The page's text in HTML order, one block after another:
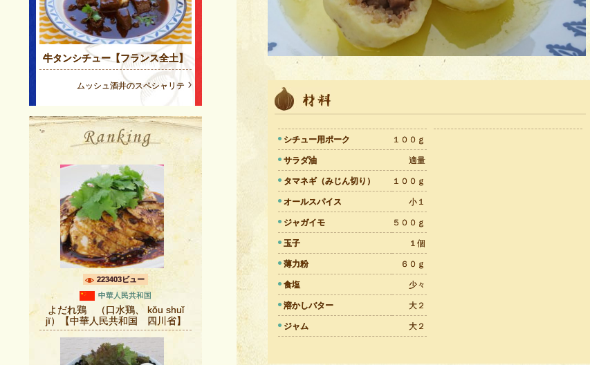
シチュー用ポーク １００ｇ
サラダ油 適量
タマネギ（みじん切り） １００ｇ
オールスパイス 小１
ジャガイモ ５００ｇ
玉子 １個
薄力粉 ６０ｇ
食塩 少々
溶かしバター 大２
ジャム 大２
牛タンシチュー【フランス全土】
ムッシュ酒井のスペシャリテ
223403ビュー
中華人民共和国
よだれ鶏 （口水鶏、 kǒu shuǐ
jï）【中華人民共和国 四川省】